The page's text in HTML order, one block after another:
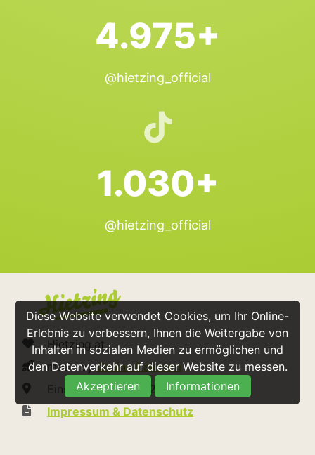
Diese Website verwendet Cookies, um Ihr Online-
Erlebnis zu verbessern, Ihnen die Weitergabe von
Inhalten in sozialen Medien zu ermöglichen und
den Datenverkehr auf dieser Website zu messen.
Akzeptieren
Informationen
4.975+
@hietzing_official
1.030+
@hietzing_official
Hietzing.at
made byOnline Raketen
Einsiedeleigasse 2/2/7 1130 Wien
Impressum & Datenschutz